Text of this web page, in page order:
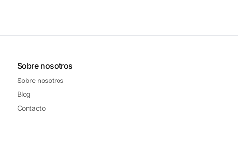
Sobre nosotros
Sobre nosotros
Blog
Contacto